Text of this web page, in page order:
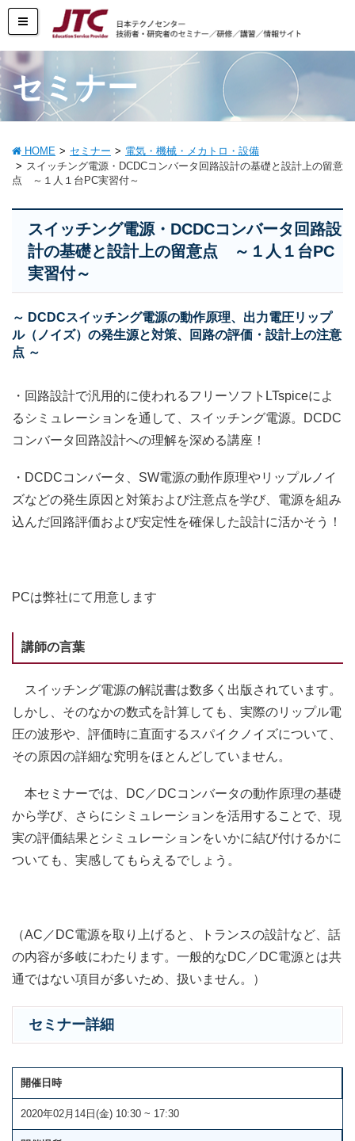
セミナー
HOME セミナー
電気・機械・メカトロ・設備
スイッチング電源・DCDCコンバータ回路設計の基礎と設計上の留意
点 ～１人１台PC実習付～
スイッチング電源・DCDCコンバータ回路設
計の基礎と設計上の留意点 ～１人１台PC
実習付～
～ DCDCスイッチング電源の動作原理、出力電圧リップ
ル（ノイズ）の発生源と対策、回路の評価・設計上の注意
点 ～
・回路設計で汎用的に使われるフリーソフトLTspiceによ
るシミュレーションを通して、スイッチング電源。DCDC
コンバータ回路設計への理解を深める講座！
・DCDCコンバータ、SW電源の動作原理やリップルノイ
ズなどの発生原因と対策および注意点を学び、電源を組み
込んだ回路評価および安定性を確保した設計に活かそう！
PCは弊社にて用意します
講師の言葉
スイッチング電源の解説書は数多く出版されています。
しかし、そのなかの数式を計算しても、実際のリップル電
圧の波形や、評価時に直面するスパイクノイズについて、
その原因の詳細な究明をほとんどしていません。
本セミナーでは、DC／DCコンバータの動作原理の基礎
から学び、さらにシミュレーションを活用することで、現
実の評価結果とシミュレーションをいかに結び付けるかに
ついても、実感してもらえるでしょう。
（AC／DC電源を取り上げると、トランスの設計など、話
の内容が多岐にわたります。一般的なDC／DC電源とは共
通ではない項目が多いため、扱いません。）
セミナー詳細
開催日時
2020年02月14日(金) 10:30 ~ 17:30